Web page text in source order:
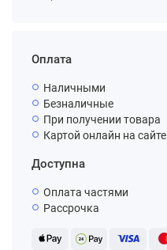
Оплата
Наличными
Безналичные
При получении товара
Картой онлайн на сайте
Доступна
Оплата частями
Рассрочка